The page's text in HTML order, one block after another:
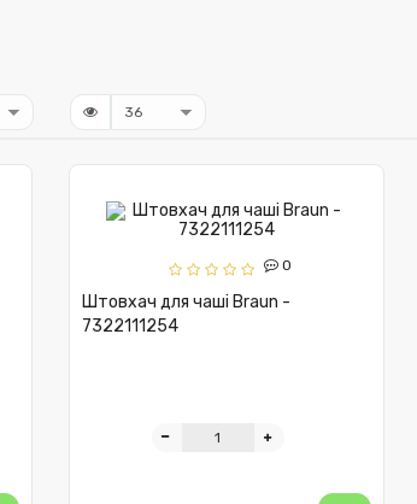
0
Штовхач для чаші Braun -
7322111254